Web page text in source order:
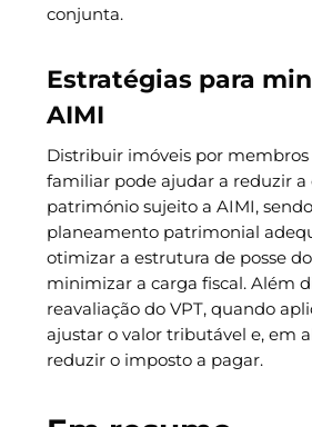
conjunta.
Estratégias para
AIMI
Distribuir imóveis por
familiar pode ajudar a reduzir a
património sujeito a AIMI,
planeamento patrimonial
otimizar a estrutura de posse
minimizar a carga fiscal. Além
reavaliação do VPT, quando
ajustar o valor tributável e, em
reduzir o imposto a pagar.